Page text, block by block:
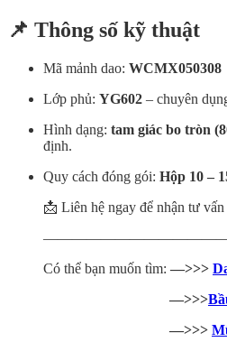
📌 Thông số kỹ thuật
Mã mảnh dao: WCMX050308
Lớp phủ: YG602 – chuyên
Hình dạng: tam giác bo tròn
định.
Quy cách đóng gói: Hộp 10 –
📩 Liên hệ ngay để nhận tư
Có thể bạn muốn tìm: —>>>
—>>>
—>>>